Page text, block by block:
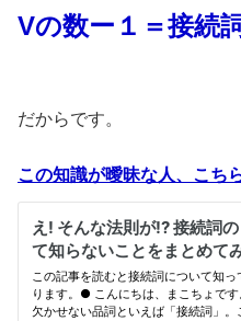
Vの数ー１＝接続
だからです。
この知識が曖昧な人、こち